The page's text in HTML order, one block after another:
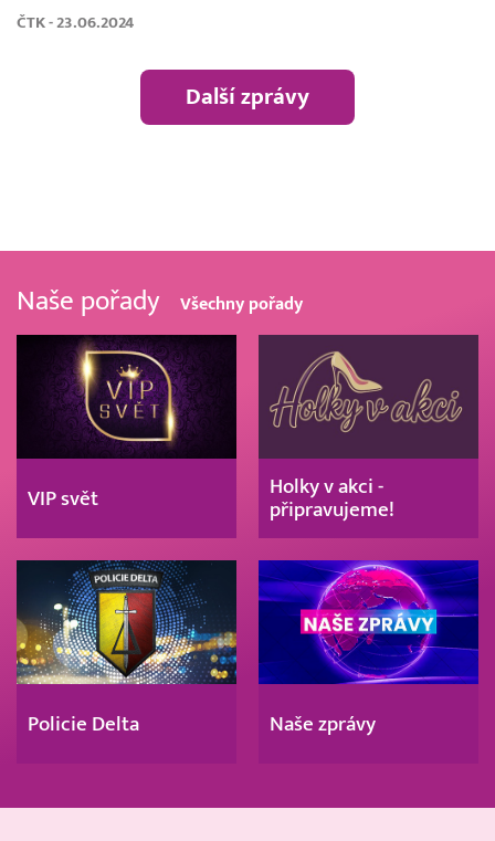
ČTK - 23.06.2024
Další zprávy
Naše pořady Všechny pořady
VIP svět
Holky v akci -
připravujeme!
Policie Delta Naše zprávy